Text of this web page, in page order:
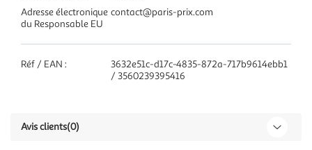
Adresse électronique
du Responsable EU
contact@paris-prix.com
Réf / EAN :
3632e51c-d17c-4835-872a-717b9614ebb1
/ 3560239395416
Avis clients(0)